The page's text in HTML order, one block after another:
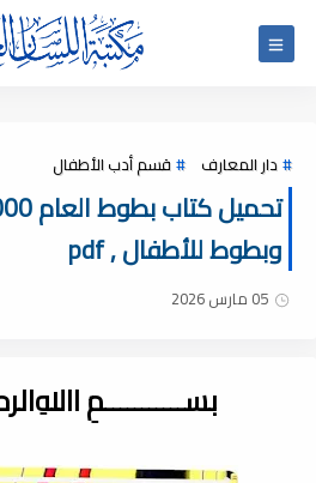
دار المعارف قسم أدب الأطفال
وبطوط للأطفال , pdf
05 مارس 2026
بســـــــــــمِ